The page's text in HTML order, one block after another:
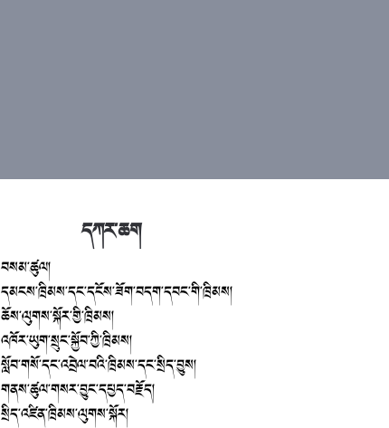
དཀར་ཆག
བསམ་ཚུལ།
དམངས་ཁྲིམས་དང་དངོས་ཟོག་བདག་དབང་གི་ཁྲིམས།
ཆོས་ལུགས་སྐོར་གྱི་ཁྲིམས།
འཁོར་ཡུག་སྲུང་སྐྱོབ་ཀྱི་ཁྲིམས།
སློབ་གསོ་དང་འབྲེལ་བའི་ཁྲིམས་དང་སྲིད་བྱུས།
གནས་ཚུལ་གསར་བྱུང་དཔྱད་བརྗོད།
སྲིད་འཛིན་ཁྲིམས་ལུགས་སྐོར།